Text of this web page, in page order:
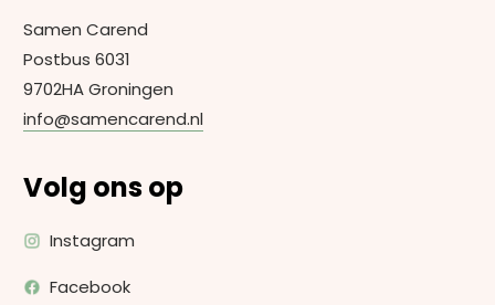
Samen Carend
Postbus 6031
9702HA Groningen
info@samencarend.nl
Volg ons op
Instagram
Facebook